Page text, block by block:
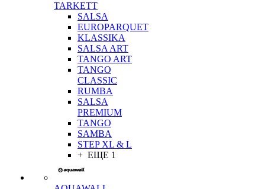
TARKETT
SALSA
EUROPARQUET
KLASSIKA
SALSA ART
TANGO ART
TANGO
CLASSIC
RUMBA
SALSA
PREMIUM
TANGO
SAMBA
STEP XL & L
+ ЕЩЕ 1